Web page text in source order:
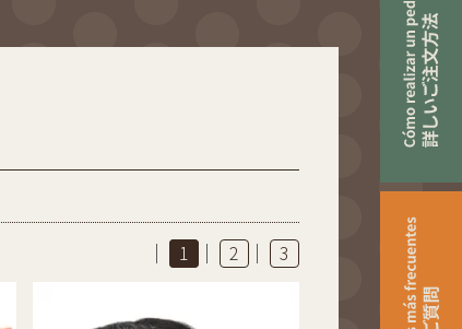
1 2 3